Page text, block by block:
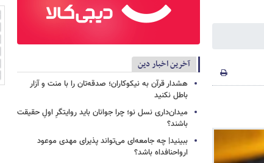
آخرین اخبار دین
هشدار قرآن به نیکوکاران؛ صدقه‌تان را با منت و آزار
باطل نکنید
میدان‌داری نسل نو؛ چرا جوانان باید روایتگرِ اولِ حقیقت
باشند؟
ببینید| چه جامعه‌ای می‌تواند پذیرای مهدی موعود
ارواحنافداه باشد؟